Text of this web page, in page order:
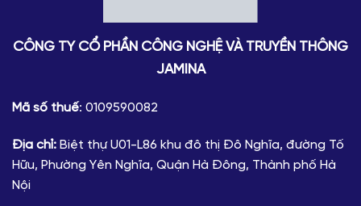
CÔNG TY CỔ PHẦN CÔNG NGHỆ VÀ TRUYỀN THÔNG
JAMINA
Mã số thuế: 0109590082
Địa chỉ: Biệt thự U01-L86 khu đô thị Đô Nghĩa, đường Tố
Hữu, Phường Yên Nghĩa, Quận Hà Đông, Thành phố Hà
Nội